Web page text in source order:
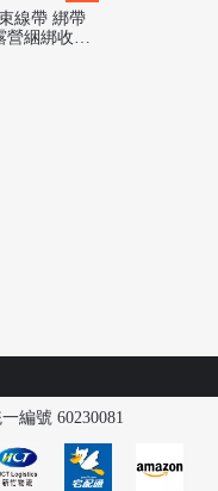
線帶 綁帶
綑綁收納
編號 60230081